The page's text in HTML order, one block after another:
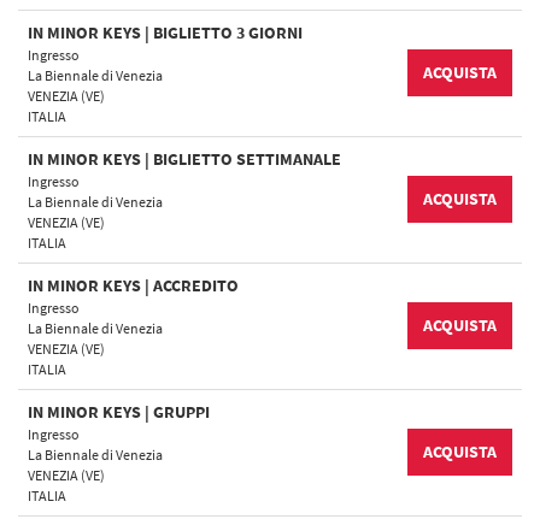
IN MINOR KEYS | BIGLIETTO 3 GIORNI
Ingresso
La Biennale di Venezia
VENEZIA (VE)
ITALIA
ACQUISTA
IN MINOR KEYS | BIGLIETTO SETTIMANALE
Ingresso
La Biennale di Venezia
VENEZIA (VE)
ITALIA
ACQUISTA
IN MINOR KEYS | ACCREDITO
Ingresso
La Biennale di Venezia
VENEZIA (VE)
ITALIA
ACQUISTA
IN MINOR KEYS | GRUPPI
Ingresso
La Biennale di Venezia
VENEZIA (VE)
ITALIA
ACQUISTA